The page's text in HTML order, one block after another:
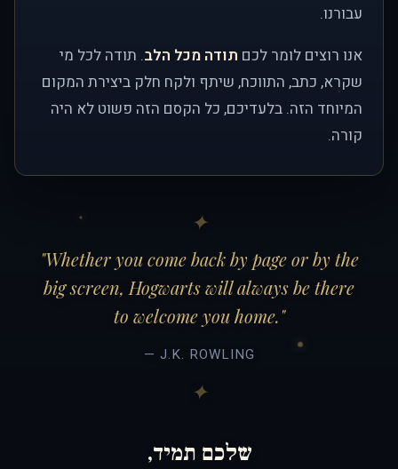
עבורנו.
אנו רוצים לומר לכם תודה מכל הלב. תודה לכל מי
שקרא, כתב, התווכח, שיתף ולקח חלק ביצירת המקום
המיוחד הזה. בלעדיכם, כל הקסם הזה פשוט לא היה
קורה.
"Whether you come back by page or by the
big screen, Hogwarts will always be there
to welcome you home."
— J.K. ROWLING
שלכם תמיד,